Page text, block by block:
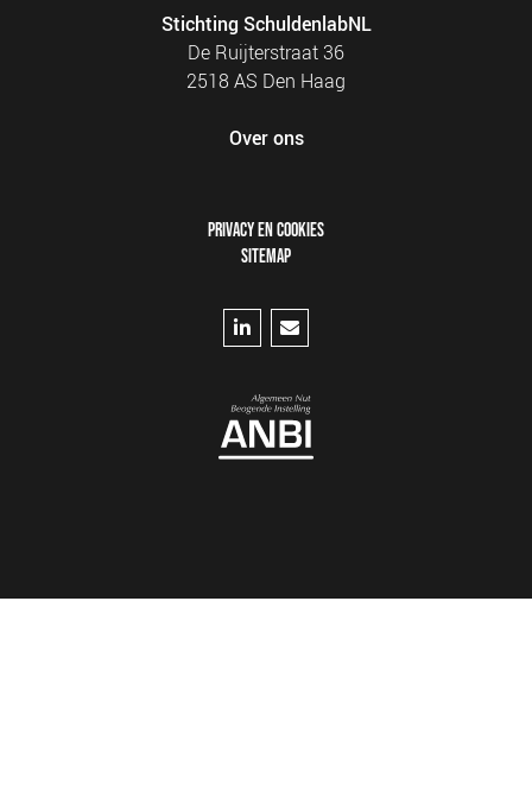
Stichting SchuldenlabNL
De Ruijterstraat 36
2518 AS Den Haag
Over ons
PRIVACY EN COOKIES
SITEMAP